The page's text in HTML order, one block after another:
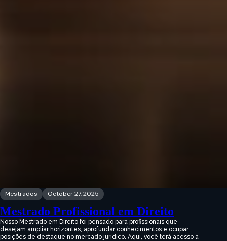
Mestrados October 27, 2025
Mestrado Profissional em Direito
Nosso Mestrado em Direito foi pensado para profissionais que
desejam ampliar horizontes, aprofundar conhecimentos e ocupar
posições de destaque no mercado jurídico. Aqui, você terá acesso a